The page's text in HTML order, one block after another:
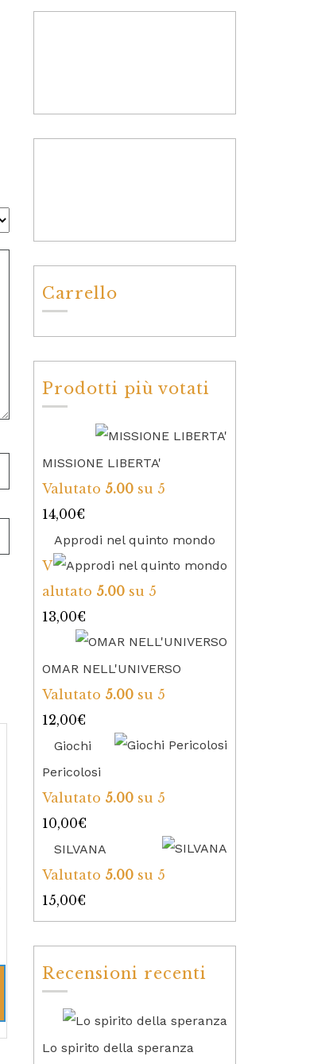
Carrello
Prodotti più votati
MISSIONE LIBERTA'
Valutato 5.00 su 5
14,00€
Approdi nel quinto mondo
V
alutato 5.00 su 5
13,00€
OMAR NELL'UNIVERSO
Valutato 5.00 su 5
12,00€
Giochi
Pericolosi
Valutato 5.00 su 5
10,00€
SILVANA
Valutato 5.00 su 5
15,00€
Recensioni recenti
Lo spirito della speranza